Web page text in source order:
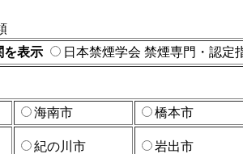
を表示
日本禁煙学会 禁煙専門・認定
海南市 橋本市
紀の川市 岩出市